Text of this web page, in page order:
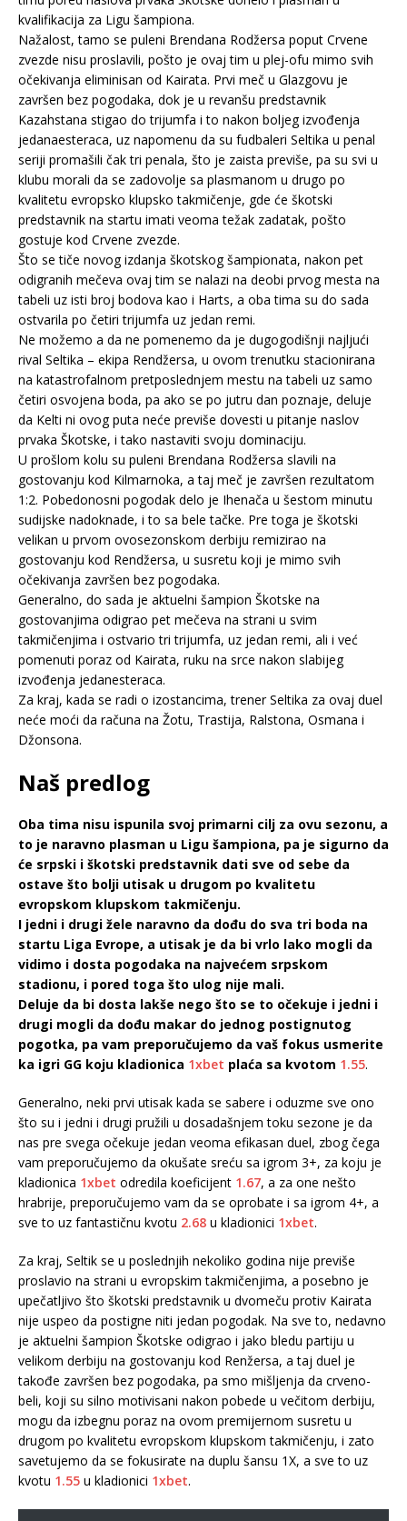
kvalifikacija za Ligu šampiona.
Nažalost, tamo se puleni Brendana Rodžersa poput Crvene
zvezde nisu proslavili, pošto je ovaj tim u plej-ofu mimo svih
očekivanja eliminisan od Kairata. Prvi meč u Glazgovu je
završen bez pogodaka, dok je u revanšu predstavnik
Kazahstana stigao do trijumfa i to nakon boljeg izvođenja
jedanaesteraca, uz napomenu da su fudbaleri Seltika u penal
seriji promašili čak tri penala, što je zaista previše, pa su svi u
klubu morali da se zadovolje sa plasmanom u drugo po
kvalitetu evropsko klupsko takmičenje, gde će škotski
predstavnik na startu imati veoma težak zadatak, pošto
gostuje kod Crvene zvezde.
Što se tiče novog izdanja škotskog šampionata, nakon pet
odigranih mečeva ovaj tim se nalazi na deobi prvog mesta na
tabeli uz isti broj bodova kao i Harts, a oba tima su do sada
ostvarila po četiri trijumfa uz jedan remi.
Ne možemo a da ne pomenemo da je dugogodišnji najljući
rival Seltika – ekipa Rendžersa, u ovom trenutku stacionirana
na katastrofalnom pretposlednjem mestu na tabeli uz samo
četiri osvojena boda, pa ako se po jutru dan poznaje, deluje
da Kelti ni ovog puta neće previše dovesti u pitanje naslov
prvaka Škotske, i tako nastaviti svoju dominaciju.
U prošlom kolu su puleni Brendana Rodžersa slavili na
gostovanju kod Kilmarnoka, a taj meč je završen rezultatom
1:2. Pobedonosni pogodak delo je Ihenača u šestom minutu
sudijske nadoknade, i to sa bele tačke. Pre toga je škotski
velikan u prvom ovosezonskom derbiju remizirao na
gostovanju kod Rendžersa, u susretu koji je mimo svih
očekivanja završen bez pogodaka.
Generalno, do sada je aktuelni šampion Škotske na
gostovanjima odigrao pet mečeva na strani u svim
takmičenjima i ostvario tri trijumfa, uz jedan remi, ali i već
pomenuti poraz od Kairata, ruku na srce nakon slabijeg
izvođenja jedanesteraca.
Za kraj, kada se radi o izostancima, trener Seltika za ovaj duel
neće moći da računa na Žotu, Trastija, Ralstona, Osmana i
Džonsona.
Naš predlog
Oba tima nisu ispunila svoj primarni cilj za ovu sezonu, a
to je naravno plasman u Ligu šampiona, pa je sigurno da
će srpski i škotski predstavnik dati sve od sebe da
ostave što bolji utisak u drugom po kvalitetu
evropskom klupskom takmičenju.
I jedni i drugi žele naravno da dođu do sva tri boda na
startu Liga Evrope, a utisak je da bi vrlo lako mogli da
vidimo i dosta pogodaka na najvećem srpskom
stadionu, i pored toga što ulog nije mali.
Deluje da bi dosta lakše nego što se to očekuje i jedni i
drugi mogli da dođu makar do jednog postignutog
pogotka, pa vam preporučujemo da vaš fokus usmerite
ka igri GG koju kladionica 1xbet plaća sa kvotom 1.55.
Generalno, neki prvi utisak kada se sabere i oduzme sve ono
što su i jedni i drugi pružili u dosadašnjem toku sezone je da
nas pre svega očekuje jedan veoma efikasan duel, zbog čega
vam preporučujemo da okušate sreću sa igrom 3+, za koju je
kladionica 1xbet odredila koeficijent 1.67, a za one nešto
hrabrije, preporučujemo vam da se oprobate i sa igrom 4+, a
sve to uz fantastičnu kvotu 2.68 u kladionici 1xbet.
Za kraj, Seltik se u poslednjih nekoliko godina nije previše
proslavio na strani u evropskim takmičenjima, a posebno je
upečatljivo što škotski predstavnik u dvomeču protiv Kairata
nije uspeo da postigne niti jedan pogodak. Na sve to, nedavno
je aktuelni šampion Škotske odigrao i jako bledu partiju u
velikom derbiju na gostovanju kod Renžersa, a taj duel je
takođe završen bez pogodaka, pa smo mišljenja da crveno-
beli, koji su silno motivisani nakon pobede u večitom derbiju,
mogu da izbegnu poraz na ovom premijernom susretu u
drugom po kvalitetu evropskom klupskom takmičenju, i zato
savetujemo da se fokusirate na duplu šansu 1X, a sve to uz
kvotu 1.55 u kladionici 1xbet.